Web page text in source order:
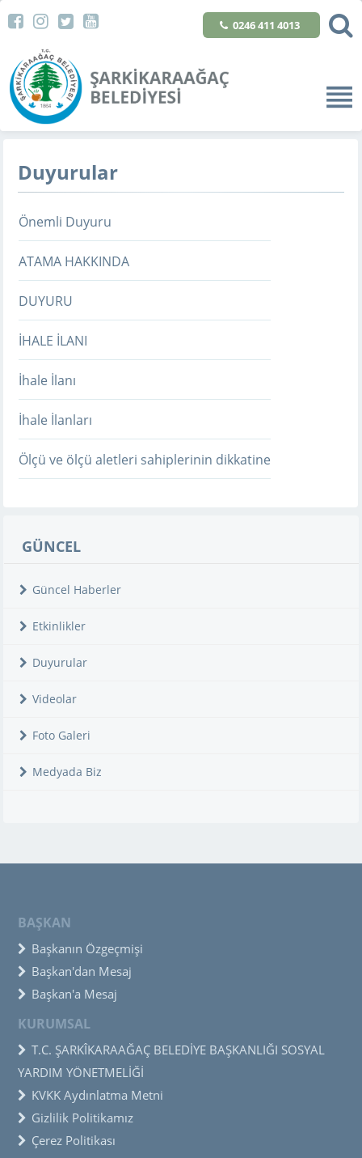
0246 411 4013
Duyurular
Önemli Duyuru
ATAMA HAKKINDA
DUYURU
İHALE İLANI
İhale İlanı
İhale İlanları
Ölçü ve ölçü aletleri sahiplerinin dikkatine
GÜNCEL
Güncel Haberler
Etkinlikler
Duyurular
Videolar
Foto Galeri
Medyada Biz
BAŞKAN
Başkanın Özgeçmişi
Başkan'dan Mesaj
Başkan'a Mesaj
KURUMSAL
T.C. ŞARKÎKARAAĞAÇ BELEDİYE BAŞKANLIĞI SOSYAL
YARDIM YÖNETMELİĞİ
KVKK Aydınlatma Metni
Gizlilik Politikamız
Çerez Politikası